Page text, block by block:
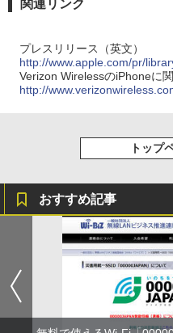
関連リンク
プレスリリース（英文）
http://www.apple.com/pr/
Verizon WirelessのiPhoneに関
http://
トップ
おすすめ記事